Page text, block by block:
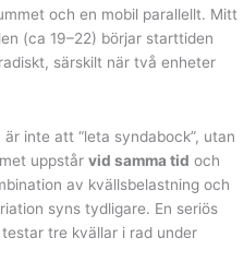
och en mobil parallellt. Mitt
(ca 19–22) börjar starttiden
särskilt när två enheter
inte att “leta syndabock”, utan
uppstår vid samma tid och
av kvällsbelastning och
syns tydligare. En seriös
tre kvällar i rad under